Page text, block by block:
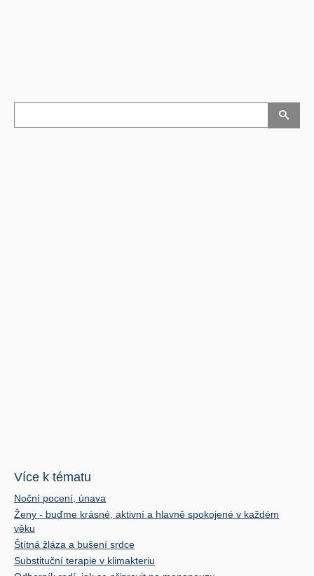
Více k tématu
Noční pocení, únava
Ženy - buďme krásné, aktivní a hlavně spokojené v každém
věku
Štítná žláza a bušení srdce
Substituční terapie v klimakteriu